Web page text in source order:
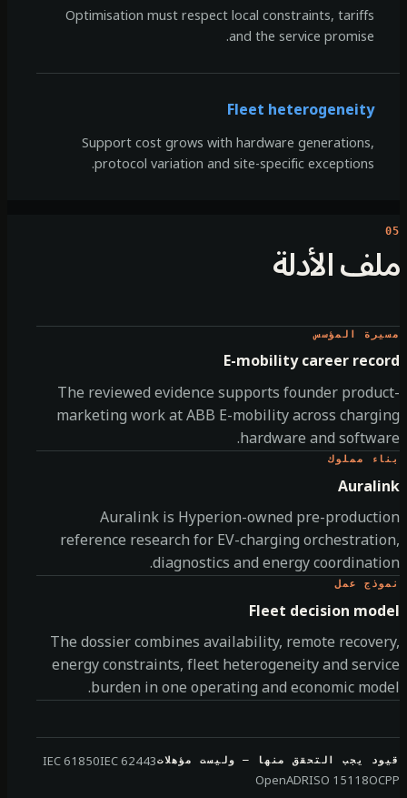
Optimisation must respect local constraints, tariffs
and the service promise.
Fleet heterogeneity
Support cost grows with hardware generations,
protocol variation and site-specific exceptions.
الأدلة
المؤسس
E-mobility career
The reviewed evidence supports founder
marketing work at ABB E-mobility across
hardware and
مملوك
Auralink is Hyperion-owned pre-
reference research for EV-charging
diagnostics and energy
عمل
Fleet decision
The dossier combines availability, remote
energy constraints, fleet heterogeneity and
burden in one operating and economic
يجب التحقق منها — وليست مؤهلاتIEC 62443
IEC 61850
ISO 15118
OpenADR